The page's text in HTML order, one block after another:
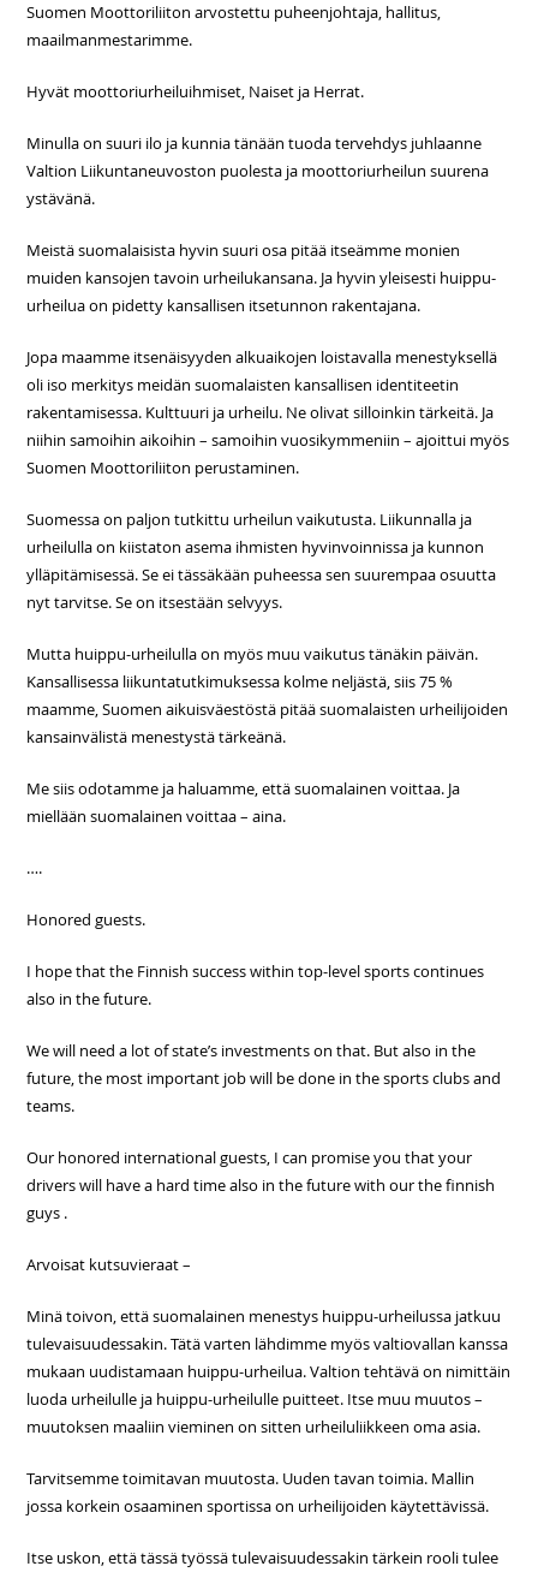
Suomen Moottoriliiton arvostettu puheenjohtaja, hallitus,
maailmanmestarimme.
Hyvät moottoriurheiluihmiset, Naiset ja Herrat.
Minulla on suuri ilo ja kunnia tänään tuoda tervehdys juhlaanne
Valtion Liikuntaneuvoston puolesta ja moottoriurheilun suurena
ystävänä.
Meistä suomalaisista hyvin suuri osa pitää itseämme monien
muiden kansojen tavoin urheilukansana. Ja hyvin yleisesti huippu-
urheilua on pidetty kansallisen itsetunnon rakentajana.
Jopa maamme itsenäisyyden alkuaikojen loistavalla menestyksellä
oli iso merkitys meidän suomalaisten kansallisen identiteetin
rakentamisessa. Kulttuuri ja urheilu. Ne olivat silloinkin tärkeitä. Ja
niihin samoihin aikoihin – samoihin vuosikymmeniin – ajoittui myös
Suomen Moottoriliiton perustaminen.
Suomessa on paljon tutkittu urheilun vaikutusta. Liikunnalla ja
urheilulla on kiistaton asema ihmisten hyvinvoinnissa ja kunnon
ylläpitämisessä. Se ei tässäkään puheessa sen suurempaa osuutta
nyt tarvitse. Se on itsestään selvyys.
Mutta huippu-urheilulla on myös muu vaikutus tänäkin päivän.
Kansallisessa liikuntatutkimuksessa kolme neljästä, siis 75 %
maamme, Suomen aikuisväestöstä pitää suomalaisten urheilijoiden
kansainvälistä menestystä tärkeänä.
Me siis odotamme ja haluamme, että suomalainen voittaa. Ja
miellään suomalainen voittaa – aina.
….
Honored guests.
I hope that the Finnish success within top-level sports continues
also in the future.
We will need a lot of state’s investments on that. But also in the
future, the most important job will be done in the sports clubs and
teams.
Our honored international guests, I can promise you that your
drivers will have a hard time also in the future with our the finnish
guys .
Arvoisat kutsuvieraat –
Minä toivon, että suomalainen menestys huippu-urheilussa jatkuu
tulevaisuudessakin. Tätä varten lähdimme myös valtiovallan kanssa
mukaan uudistamaan huippu-urheilua. Valtion tehtävä on nimittäin
luoda urheilulle ja huippu-urheilulle puitteet. Itse muu muutos –
muutoksen maaliin vieminen on sitten urheiluliikkeen oma asia.
Tarvitsemme toimitavan muutosta. Uuden tavan toimia. Mallin
jossa korkein osaaminen sportissa on urheilijoiden käytettävissä.
Itse uskon, että tässä työssä tulevaisuudessakin tärkein rooli tulee